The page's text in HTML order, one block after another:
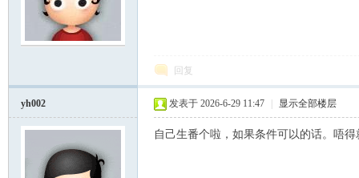
回复
yh002 发表于 2026-6-29 11:47 显示全部楼层
自己生番个啦，如果条件可以的话。唔